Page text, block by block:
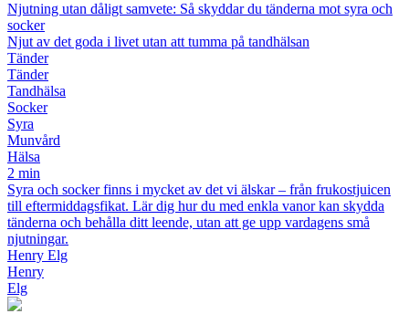
Njutning utan dåligt samvete: Så skyddar du tänderna mot syra och
socker
Njut av det goda i livet utan att tumma på tandhälsan
Tänder
Tänder
Tandhälsa
Socker
Syra
Munvård
Hälsa
2 min
Syra och socker finns i mycket av det vi älskar – från frukostjuicen
till eftermiddagsfikat. Lär dig hur du med enkla vanor kan skydda
tänderna och behålla ditt leende, utan att ge upp vardagens små
njutningar.
Henry Elg
Henry
Elg